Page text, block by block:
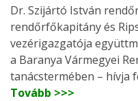
Dr. Szijártó István
rendőrfőkapitány és
vezérigazgatója
a Baranya Vármegyei
tanácstermében – hívja
Tovább >>>